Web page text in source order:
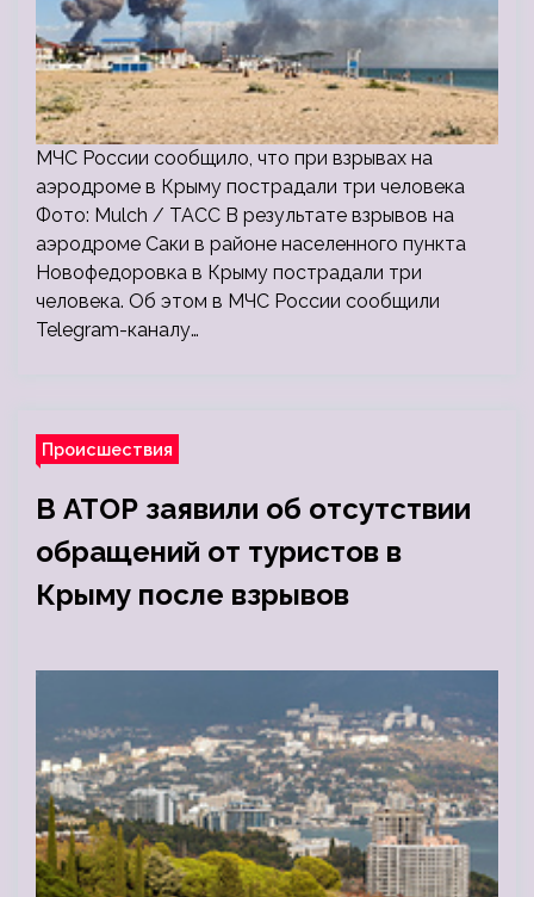
МЧС России сообщило, что при взрывах на
аэродроме в Крыму пострадали три человека
Фото: Mulch / ТАСС В результате взрывов на
аэродроме Саки в районе населенного пункта
Новофедоровка в Крыму пострадали три
человека. Об этом в МЧС России сообщили
Telegram-каналу…
Происшествия
В АТОР заявили об отсутствии
обращений от туристов в
Крыму после взрывов